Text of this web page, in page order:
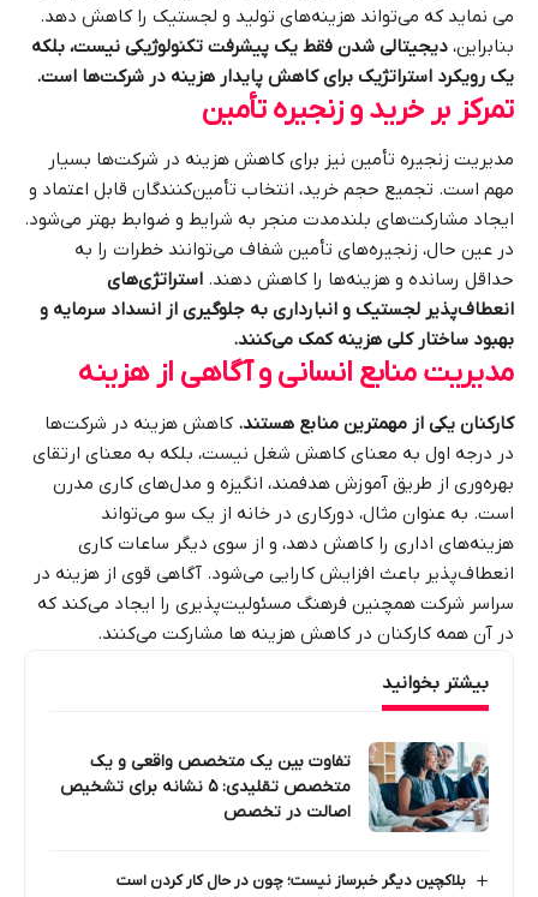
می‌ نماید که می‌تواند هزینه‌های تولید و لجستیک را کاهش دهد.
بنابراین،دیجیتالی شدن فقط یک پیشرفت تکنولوژیکی نیست، بلکه
یک رویکرد استراتژیک برای کاهش پایدار هزینه در شرکت‌ها است.
تمرکز بر خرید و زنجیره تأمین
مدیریت زنجیره تأمین نیز برای کاهش هزینه در شرکت‌ها بسیار
مهم است. تجمیع حجم خرید، انتخاب تأمین‌کنندگان قابل اعتماد و
ایجاد مشارکت‌های بلندمدت منجر به شرایط و ضوابط بهتر می‌شود.
در عین حال، زنجیره‌های تأمین شفاف می‌توانند خطرات را به
حداقل رسانده و هزینه‌ها را کاهش دهند. استراتژی‌های
انعطاف‌پذیر لجستیک و انبارداری به جلوگیری از انسداد سرمایه و
بهبود ساختار کلی هزینه کمک می‌کنند.
مدیریت منابع انسانی و آگاهی از هزینه
کارکنان یکی از مهمترین منابع هستند. کاهش هزینه در شرکت‌ها
در درجه اول به معنای کاهش شغل نیست، بلکه به معنای ارتقای
بهره‌وری از طریق آموزش هدفمند، انگیزه و مدل‌های کاری مدرن
است. به عنوان مثال، دورکاری در خانه از یک سو می‌تواند
هزینه‌های اداری را کاهش دهد، و از سوی دیگر ساعات کاری
انعطاف‌پذیر باعث افزایش کارایی می‌شود. آگاهی قوی از هزینه در
سراسر شرکت همچنین فرهنگ مسئولیت‌پذیری را ایجاد می‌کند که
در آن همه کارکنان در کاهش هزینه‌ ها مشارکت می‌کنند.
بیشتر بخوانید
تفاوت بین یک متخصص واقعی و یک
متخصص تقلیدی: ۵ نشانه برای تشخیص
اصالت در تخصص
بلاکچین دیگر خبرساز نیست؛ چون در حال کار کردن است